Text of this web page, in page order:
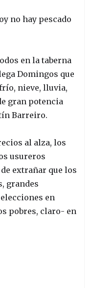
no hay pescado
en la taberna
Domingos que
nieve, lluvia,
gran potencia
Barreiro.
al alza, los
usureros
extrañar que los
grandes
en
pobres, claro- en